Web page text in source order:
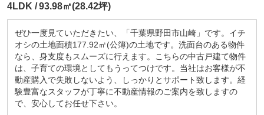
4LDK 93.98㎡(28.42坪)
ぜひ一度見ていただきたい、「千葉県野田市山崎」です。イチ
オシの土地面積177.92㎡(公簿)の土地です。洗面台のある物件
なら、身支度もスムーズに行えます。こちらの中古戸建て物件
は、子育ての環境としてもうってつけです。当社はお客様が不
動産購入で失敗しないよう、しっかりとサポート致します。経
験豊富なスタッフが丁寧に不動産情報のご案内を致しますの
で、安心してお任せ下さい。